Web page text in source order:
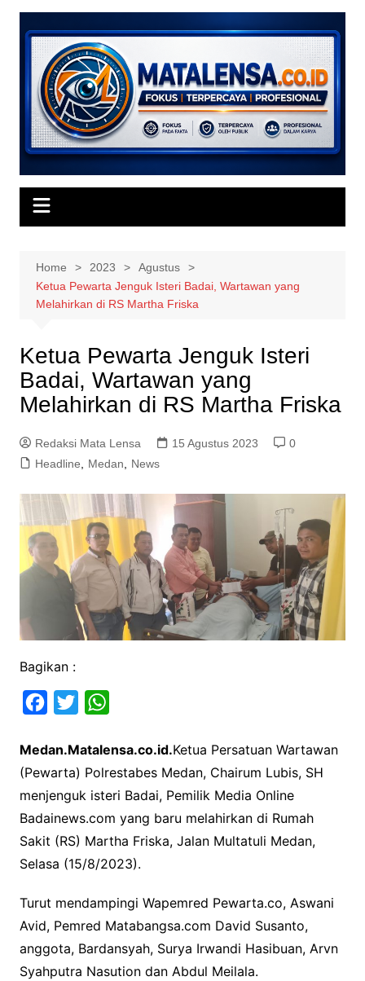
Skip
content
Home 2023
Agustus
Ketua Pewarta Jenguk Isteri Badai, Wartawan yang
Melahirkan di RS Martha Friska
Ketua Pewarta Jenguk Isteri
Badai, Wartawan yang
Melahirkan di RS Martha Friska
Redaksi Mata Lensa 15 Agustus 2023
0
Headline
Medan News
Bagikan :
c
e
b
o
o
k
i
t
t
e
r
a
t
s
A
p
p
Medan.Matalensa.co.id.Ketua Persatuan Wartawan
(Pewarta) Polrestabes Medan, Chairum Lubis, SH
menjenguk isteri Badai, Pemilik Media Online
Badainews.com yang baru melahirkan di Rumah
Sakit (RS) Martha Friska, Jalan Multatuli Medan,
Selasa (15/8/2023).
Turut mendampingi Wapemred Pewarta.co, Aswani
Avid, Pemred Matabangsa.com David Susanto,
anggota, Bardansyah, Surya Irwandi Hasibuan, Arvn
Syahputra Nasution dan Abdul Meilala.